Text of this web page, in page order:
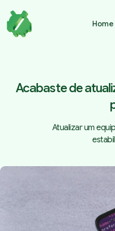
Home
Acabaste de
Atualizar um